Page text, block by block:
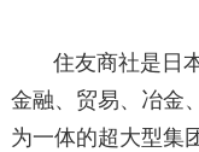
住友商社是日
金融、贸易、冶金
为一体的超大型集